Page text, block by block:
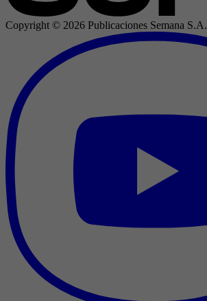
Copyright © 2026 Publicaciones Semana S.A.